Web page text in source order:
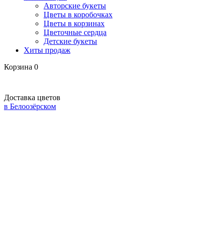
Авторские букеты
Цветы в коробочках
Цветы в корзинах
Цветочные сердца
Детские букеты
Хиты продаж
Корзина 0
Доставка цветов
в Белоозёрском